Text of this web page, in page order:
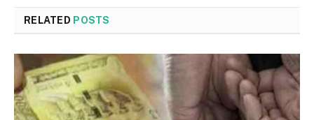
RELATED POSTS